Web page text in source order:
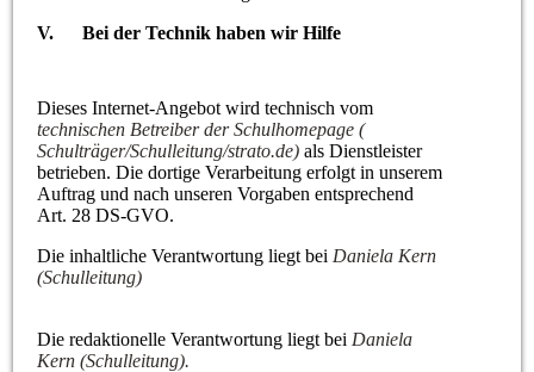
V. Bei der Technik haben wir Hilfe
Dieses Internet-Angebot wird technisch vom
technischen Betreiber der Schulhomepage (
Schulträger/Schulleitung/strato.de) als Dienstleister
betrieben. Die dortige Verarbeitung erfolgt in unserem
Auftrag und nach unseren Vorgaben entsprechend
Art. 28 DS-GVO.
Die inhaltliche Verantwortung liegt bei Daniela Kern
(Schulleitung)
Die redaktionelle Verantwortung liegt bei Daniela
Kern (Schulleitung).